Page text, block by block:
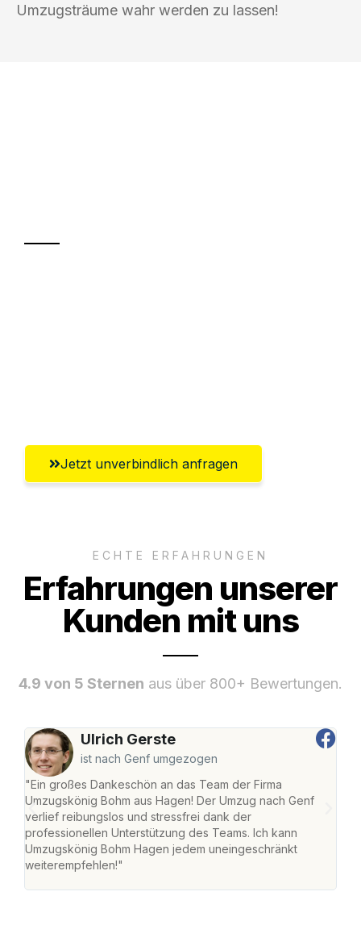
Umzugsträume wahr werden zu lassen!
Jetzt unverbindlich anfragen
ECHTE ERFAHRUNGEN
Erfahrungen unserer
Kunden mit uns
4.9 von 5 Sternen aus über 800+ Bewertungen.
Ulrich Gerste
ist nach Genf umgezogen
"Ein großes Dankeschön an das Team der Firma
Umzugskönig Bohm aus Hagen! Der Umzug nach Genf
verlief reibungslos und stressfrei dank der
professionellen Unterstützung des Teams. Ich kann
Umzugskönig Bohm Hagen jedem uneingeschränkt
weiterempfehlen!"